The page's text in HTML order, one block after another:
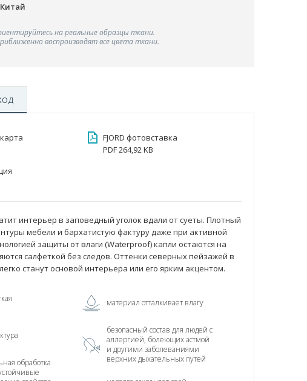
Китай
на реальные образцы ткани.
воспроизводят все цвета ткани.
FJORD фотовставка
PDF 264,92 KB
интерьер в заповедный уголок вдали от суеты. Плотный
мебели и бархатистую фактуру даже при активной
защиты от влаги (Waterproof) капли остаются на
салфеткой без следов. Оттенки северных пейзажей в
станут основой интерьера или его ярким акцентом.
обработка
материал отталкивает влагу
безопасный состав для людей с
аллергией, болеющих астмой
и другими заболеваниями
верхних дыхательных путей